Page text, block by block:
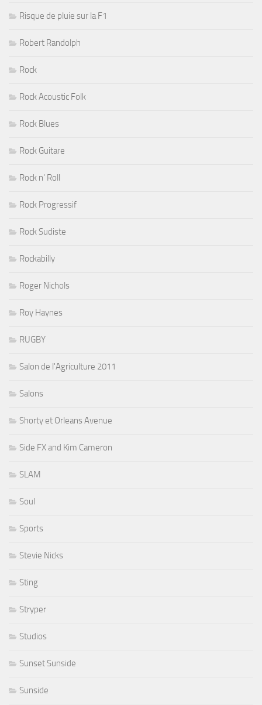
Risque de pluie sur la F1
Robert Randolph
Rock
Rock Acoustic Folk
Rock Blues
Rock Guitare
Rock n' Roll
Rock Progressif
Rock Sudiste
Rockabilly
Roger Nichols
Roy Haynes
RUGBY
Salon de l'Agriculture 2011
Salons
Shorty et Orleans Avenue
Side FX and Kim Cameron
SLAM
Soul
Sports
Stevie Nicks
Sting
Stryper
Studios
Sunset Sunside
Sunside